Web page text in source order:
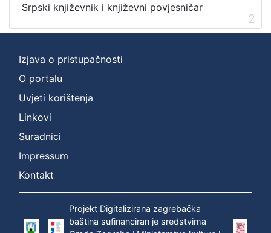
Srpski književnik i književni povjesničar
2
Izjava o pristupačnosti
O portalu
Uvjeti korištenja
Linkovi
Suradnici
Impressum
Kontakt
Projekt Digitalizirana zagrebačka
baština sufinanciran je sredstvima